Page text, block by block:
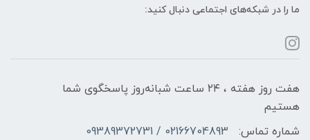
ما را در شبکه‌های اجتماعی دنبال کنید:
هفت روز هفته ، ۲۴ ساعت شبانه‌روز پاسخگوی شما
هستیم
شماره تماس:
02166704893 / 09389372731